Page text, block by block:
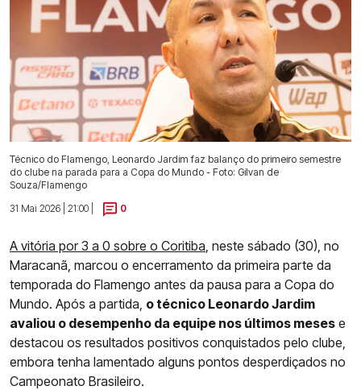
Técnico do Flamengo, Leonardo Jardim faz balanço do primeiro semestre
do clube na parada para a Copa do Mundo - Foto: Gilvan de
Souza/Flamengo
31 Mai 2026 | 21:00 |
0
A vitória por 3 a 0 sobre o Coritiba , neste sábado (30), no
Maracanã, marcou o encerramento da primeira parte da
temporada do Flamengo antes da pausa para a Copa do
Mundo. Após a partida, o técnico Leonardo Jardim
avaliou o desempenho da equipe nos últimos meses e
destacou os resultados positivos conquistados pelo clube,
embora tenha lamentado alguns pontos desperdiçados no
Campeonato Brasileiro.